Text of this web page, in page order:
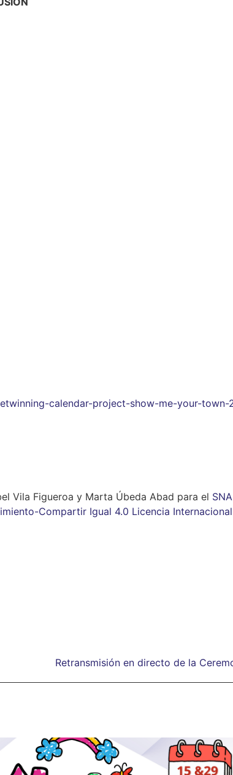
calendar-project-show-me-your-town-
Vila Figueroa y Marta Úbeda Abad para el SNA
Compartir Igual 4.0 Licencia Internacional
Retransmisión en directo de la